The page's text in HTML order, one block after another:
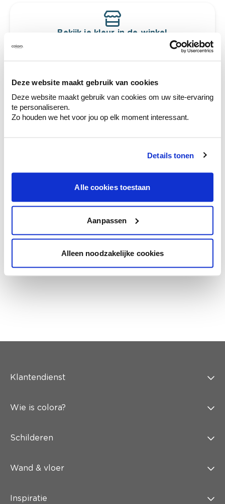
Deze website maakt gebruik van cookies
Deze website maakt gebruik van cookies om uw site-ervaring
te personaliseren.
Zo houden we het voor jou op elk moment interessant.
Details tonen
Alle cookies toestaan
Aanpassen
Alleen noodzakelijke cookies
Bekijk je kleur in de winkel
Ontdek er kleurechte stalen van je
te verfijnen.
Krijg persoonlijk advies om kleuren te
combineren.
Krijg kleuradvies op basis van de lichtinval
en je meubels.
Krijg ineens een technologische check-up
Klantendienst
Wie is colora?
Schilderen
Wand & vloer
Inspiratie